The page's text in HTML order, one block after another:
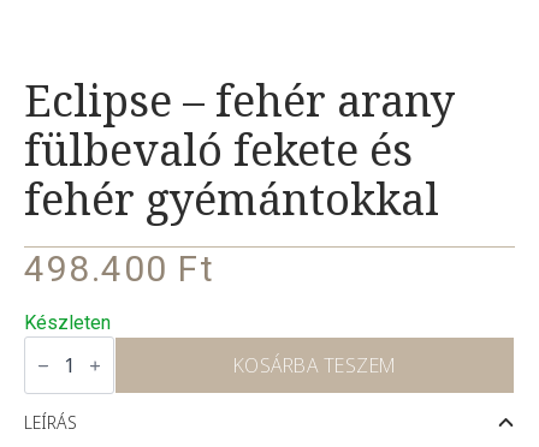
Eclipse – fehér arany
fülbevaló fekete és
fehér gyémántokkal
498.400 Ft
Készleten
Eclipse
arany
fülbevaló
KOSÁRBA TESZEM
LEÍRÁS